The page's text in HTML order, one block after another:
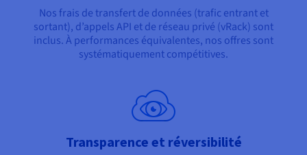
Nos frais de transfert de données (trafic entrant et
sortant), d’appels API et de réseau privé (vRack) sont
inclus. À performances équivalentes, nos offres sont
systématiquement compétitives.
Transparence et réversibilité